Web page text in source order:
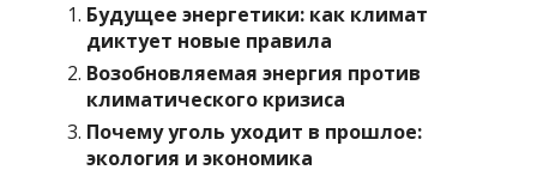
Будущее энергетики: как климат
диктует новые правила
Возобновляемая энергия против
климатического кризиса
Почему уголь уходит в прошлое:
экология и экономика